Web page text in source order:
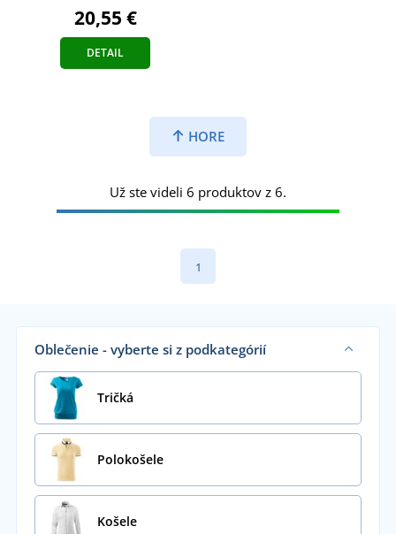
20,55 €
DETAIL
HORE
Už ste videli 6 produktov z 6.
1
Oblečenie - vyberte si z podkategórií
Tričká
Polokošele
Košele